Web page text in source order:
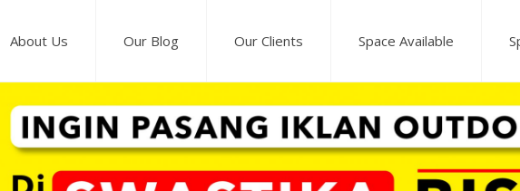
About Us Our Blog Our Clients Space Available